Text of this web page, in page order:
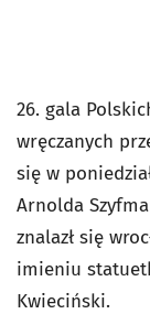
26. gala
wręczanych
się w
Arnolda
znalazł się
imieniu
Kwieciński.